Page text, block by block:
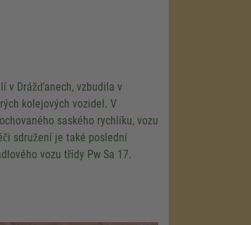
v Drážďanech, vzbudila v
kolejových vozidel. V
saského rychlíku, vozu
sdružení je také poslední
vozu třídy Pw Sa 17.